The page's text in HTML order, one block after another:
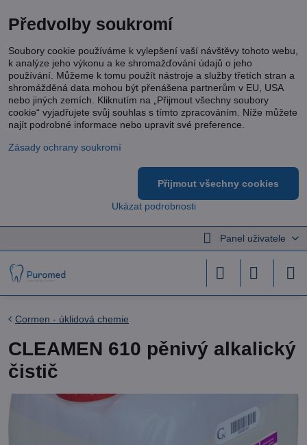
Panel uživatele
Cormen - úklidová chemie
CLEAMEN 610 pěnivý alkalický
čistič
Předvolby soukromí
Soubory cookie používáme k vylepšení vaší návštěvy tohoto webu,
k analýze jeho výkonu a ke shromažďování údajů o jeho
používání. Můžeme k tomu použít nástroje a služby třetích stran a
shromážděná data mohou být přenášena partnerům v EU, USA
nebo jiných zemích. Kliknutím na „Přijmout všechny soubory
cookie“ vyjadřujete svůj souhlas s tímto zpracováním. Níže můžete
najít podrobné informace nebo upravit své preference.
Zásady ochrany soukromí
Ukázat podrobnosti
Přijmout všechny cookies